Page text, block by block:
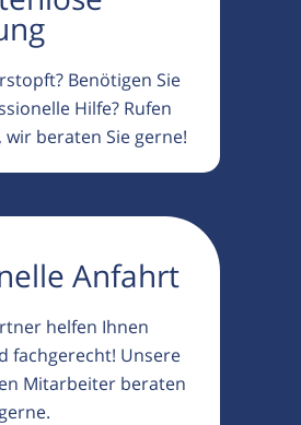
Benötigen Sie
Hilfe? Rufen
wir beraten Sie gerne!
Anfahrt
helfen Ihnen
fachgerecht! Unsere
Mitarbeiter beraten